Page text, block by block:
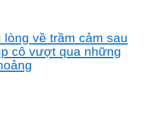
lòng về trầm cảm sau
cô vượt qua những